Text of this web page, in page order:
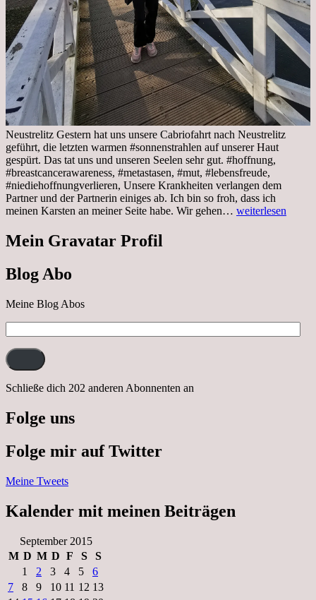
Neustrelitz Gestern hat uns unsere Cabriofahrt nach Neustrelitz
geführt, die letzten warmen #sonnenstrahlen auf unserer Haut
gespürt. Das tat uns und unseren Seelen sehr gut. #hoffnung,
#breastcancerawareness, #metastasen, #mut, #lebensfreude,
#niediehoffnungverlieren, Unsere Krankheiten verlangen dem
Partner und der Partnerin einiges ab. Ich bin so froh, dass ich
meinen Karsten an meiner Seite habe. Wir gehen… Sonnabend,
weiterlesen
Mein Gravatar Profil
Blog Abo
Meine Blog Abos
Mail-
Adresse:
Schließe dich 202 anderen Abonnenten an
Folge uns
Folge mir auf Twitter
Meine Tweets
Kalender mit meinen Beiträgen
September 2015
M D M D F S
S
1
2 3 4 5
6
7
8 9 10 11 12 13